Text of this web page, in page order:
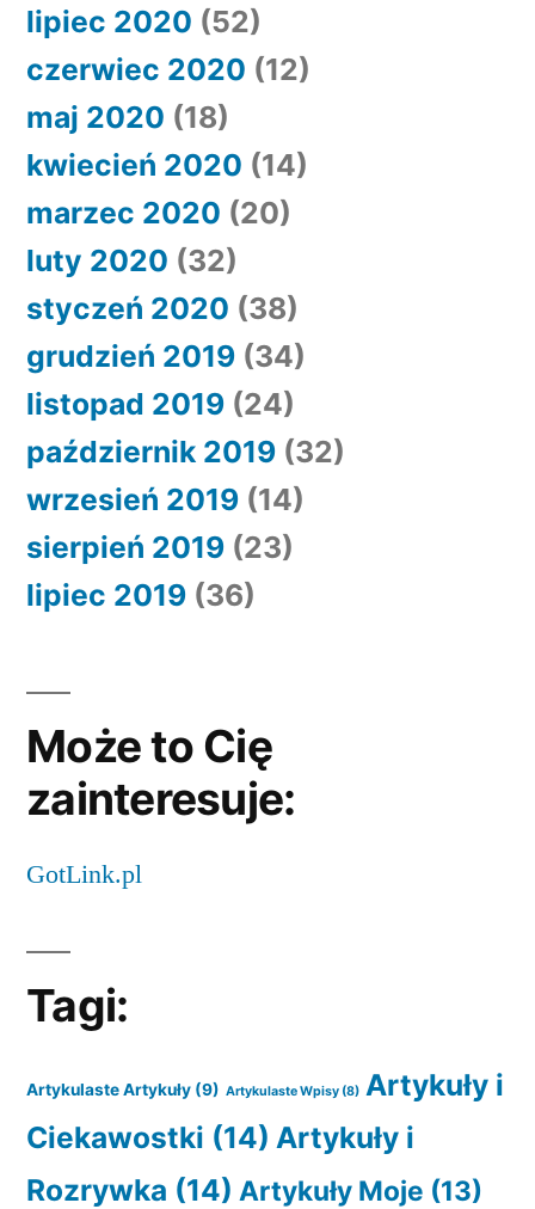
lipiec 2020 (52)
czerwiec 2020 (12)
maj 2020 (18)
kwiecień 2020 (14)
marzec 2020 (20)
luty 2020 (32)
styczeń 2020 (38)
grudzień 2019 (34)
listopad 2019 (24)
październik 2019 (32)
wrzesień 2019 (14)
sierpień 2019 (23)
lipiec 2019 (36)
Może to Cię
zainteresuje:
GotLink.pl
Tagi:
Artykulaste Artykuły (9) Artykulaste Wpisy (8) Artykuły i
Ciekawostki (14) Artykuły i
Rozrywka (14) Artykuły Moje (13)